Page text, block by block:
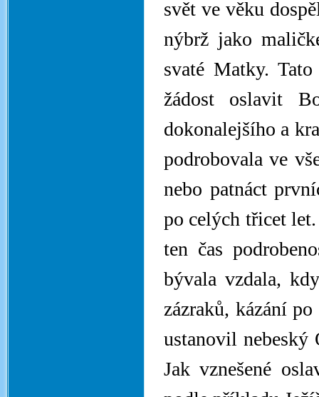
svět ve věku
nýbrž jako
svaté Matky.
žádost oslavit
dokonalejšího a
podrobovala ve
nebo patnáct
po celých třicet
ten čas
bývala vzdala,
zázraků, kázání
ustanovil nebeský
Jak vznešené